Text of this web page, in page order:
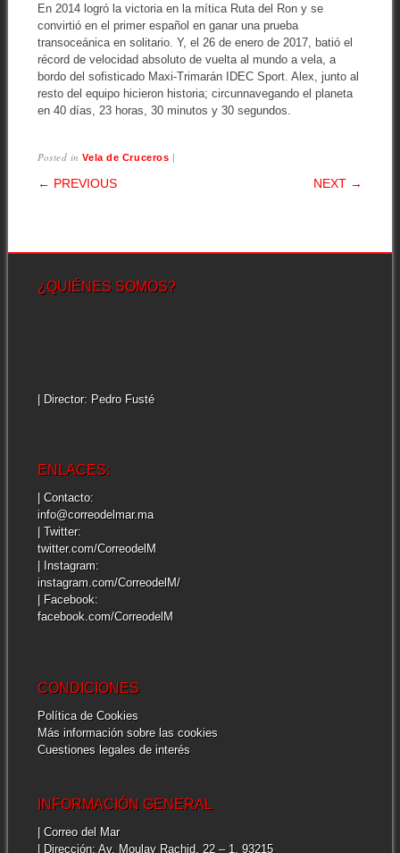
En 2014 logró la victoria en la mítica Ruta del Ron y se
convirtió en el primer español en ganar una prueba
transoceánica en solitario. Y, el 26 de enero de 2017, batió el
récord de velocidad absoluto de vuelta al mundo a vela, a
bordo del sofisticado Maxi-Trimarán IDEC Sport. Alex, junto al
resto del equipo hicieron historia; circunnavegando el planeta
en 40 días, 23 horas, 30 minutos y 30 segundos.
Posted inVela de Cruceros |
POST NAVIGATION
← PREVIOUS NEXT →
¿QUIÉNES SOMOS?
| Director: Pedro Fusté
ENLACES:
| Contacto:
info@correodelmar.ma
| Twitter:
twitter.com/CorreodelM
| Instagram:
instagram.com/CorreodelM/
| Facebook:
facebook.com/CorreodelM
CONDICIONES
Política de Cookies
Más información sobre las cookies
Cuestiones legales de interés
INFORMACIÓN GENERAL
| Correo del Mar
| Dirección: Av. Moulay Rachid, 22 – 1. 93215